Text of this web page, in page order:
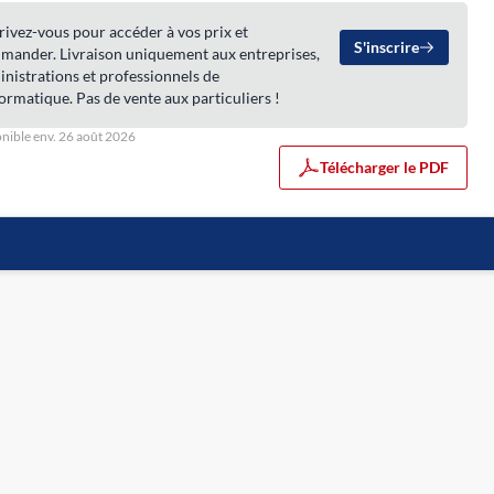
vous pour accéder à vos prix et
Livraison uniquement aux entreprises,
et professionnels de
Pas de vente aux particuliers !
S'inscrire
env. 26 août 2026
Télécharger le PDF